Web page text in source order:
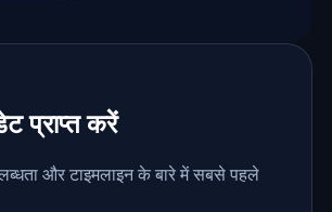
प्राप्त करें
और टाइमलाइन के बारे में सबसे पहले